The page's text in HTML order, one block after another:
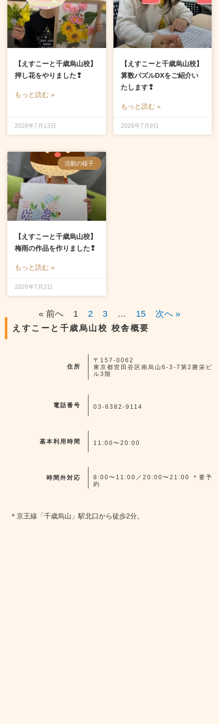
【えすこーと千歳烏山校】
押し花をやりました❢
もっと読む »
2026年7月13日
【えすこーと千歳烏山校】
算数パズルDXをご紹介い
たします❢
もっと読む »
2026年7月9日
活動の様子
【えすこーと千歳烏山校】
梅雨の作品を作りました❢
もっと読む »
2026年7月2日
« 前へ 1 2 3 … 15 次へ »
えすこーと千歳烏山校 校舎概要
住所
電話番号
基本利用時間
時間外対応
〒157-0062
東京都世田谷区南烏山6-3-7第2勝栄ビ
ル3階
03-6382-9114
11:00〜20:00
8:00〜11:00／20:00〜21:00 ＊要予
約
＊京王線「千歳烏山」駅北口から徒歩2分。